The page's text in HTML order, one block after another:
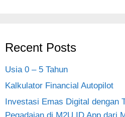
Recent Posts
Usia 0 – 5 Tahun
Kalkulator Financial Autopilot
Investasi Emas Digital dengan